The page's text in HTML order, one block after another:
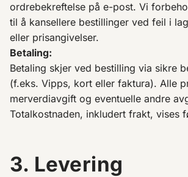
ordrebekreftelse på e-post. Vi
til å kansellere bestillinger ved feil i
eller prisangivelser.
Betaling:
Betaling skjer ved bestilling via sikre
(f.eks. Vipps, kort eller faktura). Alle
merverdiavgift og eventuelle andre
Totalkostnaden, inkludert frakt, vises
3. Levering